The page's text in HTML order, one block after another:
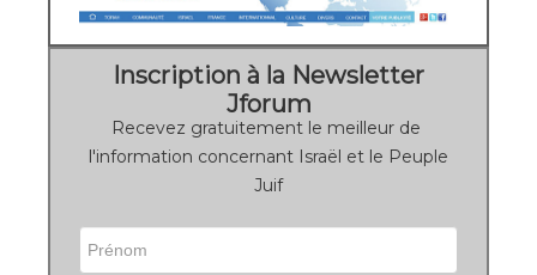
Inscription à la Newsletter
Jforum
Recevez gratuitement le meilleur de
l'information concernant Israël et le Peuple
Juif